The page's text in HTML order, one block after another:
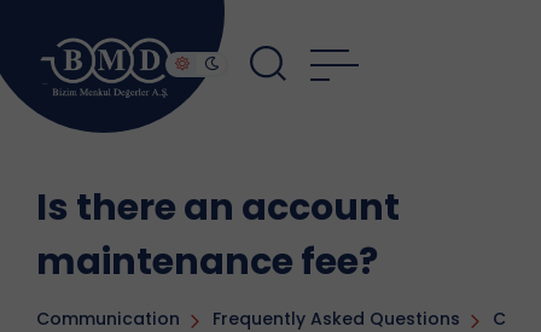
Is there an account
maintenance fee?
Communication Frequently Asked Questions